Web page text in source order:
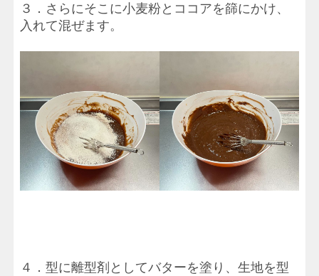
３．さらにそこに小麦粉とココアを篩にかけ、
入れて混ぜます。
４．型に離型剤としてバターを塗り、生地を型